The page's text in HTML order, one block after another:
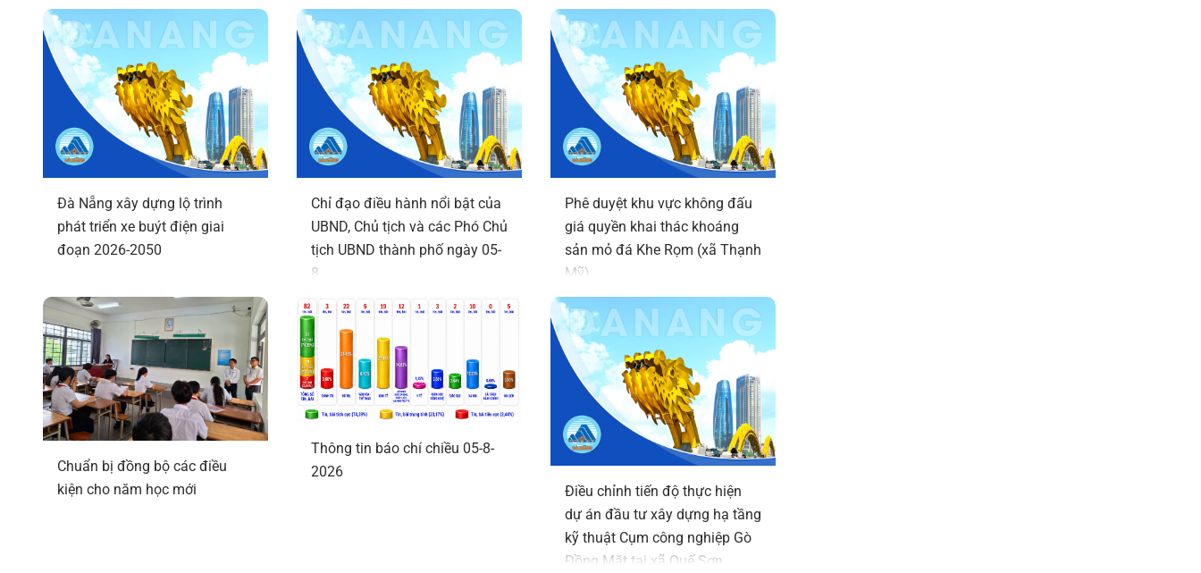
Đà Nẵng xây dựng lộ trình
phát triển xe buýt điện giai
đoạn 2026-2050
Chỉ đạo điều hành nổi bật của
UBND, Chủ tịch và các Phó Chủ
tịch UBND thành phố ngày 05-
8
Phê duyệt khu vực không đấu
giá quyền khai thác khoáng
sản mỏ đá Khe Rọm (xã Thạnh
Mỹ)
Chuẩn bị đồng bộ các điều
kiện cho năm học mới
Thông tin báo chí chiều 05-8-
2026
Điều chỉnh tiến độ thực hiện
dự án đầu tư xây dựng hạ tầng
kỹ thuật Cụm công nghiệp Gò
Đồng Mặt tại xã Quế Sơn